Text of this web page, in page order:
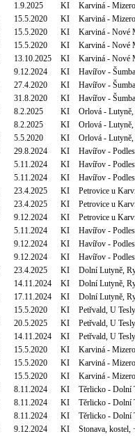
1.9.2025 KI
Karviná -
15.5.2020 KI
Karviná -
15.5.2020 KI
Karviná - Nové
15.5.2020 KI
Karviná - Nové
13.10.2025 KI
Karviná - Nové
9.12.2024 KI
Havířov -
27.4.2020 KI
Havířov -
31.8.2020 KI
Havířov -
8.2.2025 KI
Orlová - Lutyně,
8.2.2025 KI
Orlová - Lutyně,
5.5.2020 KI
Orlová - Lutyně,
29.8.2024 KI
Havířov -
5.11.2024 KI
Havířov -
5.11.2024 KI
Havířov -
23.4.2025 KI
Petrovice u
23.4.2025 KI
Petrovice u
9.12.2024 KI
Petrovice u
5.11.2024 KI
Havířov -
9.12.2024 KI
Havířov -
9.12.2024 KI
Havířov -
23.4.2025 KI
Dolní Lutyně,
14.11.2024 KI
Dolní Lutyně,
17.11.2024 KI
Dolní Lutyně,
15.5.2020 KI
Petřvald, U
20.5.2025 KI
Petřvald, U
14.11.2024 KI
Petřvald, U
15.5.2020 KI
Karviná -
15.5.2020 KI
Karviná -
15.5.2020 KI
Karviná -
8.11.2024 KI
Těrlicko - Dolní
8.11.2024 KI
Těrlicko - Dolní
8.11.2024 KI
Těrlicko - Dolní
9.12.2024 KI
Stonava, kostel,